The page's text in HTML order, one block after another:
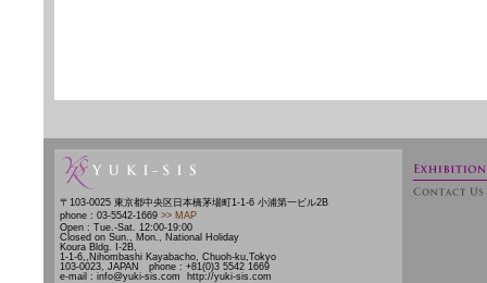
〒103-0025 東京都中央区日本橋茅場町1-1-6 小浦第一ビル2B
phone : 03-5542-1669 >> MAP
Open : Tue.-Sat. 12:00-19:00
Closed on Sun., Mon., National Holiday
Koura Bldg. Ⅰ-2B,
1-1-6,,Nihombashi Kayabacho, Chuoh-ku,Tokyo
103-0023, JAPAN phone : +81(0)3 5542 1669
e-mail : info@yuki-sis.com http://yuki-sis.com